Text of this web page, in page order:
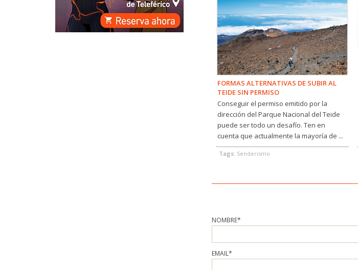
FORMAS ALTERNATIVAS DE SUBIR AL
TEIDE SIN PERMISO
Conseguir el permiso emitido por la
dirección del Parque Nacional del Teide
puede ser todo un desafío. Ten en
cuenta que actualmente la mayoría de ...
Tags: Senderismo
NOMBRE*
EMAIL*